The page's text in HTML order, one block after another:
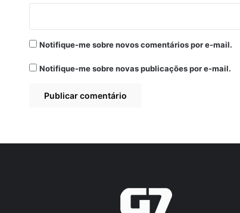
Notifique-me sobre novos comentários por e-mail.
Notifique-me sobre novas publicações por e-mail.